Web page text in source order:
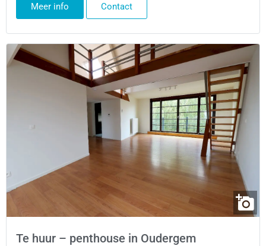
Meer info Contact
Te huur – penthouse in Oudergem